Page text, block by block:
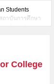
Students
ถาบันการศึกษา
・วิทยาลัย
แต่ละคณะ,ข้อมูล
นที่ผ่านการสอบ
เชิญใช้บริการ
College